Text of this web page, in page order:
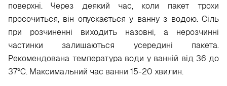
поверхні. Через деякий час, коли пакет трохи
просочиться, він опускається у ванну з водою. Сіль
при розчиненні виходить назовні, а нерозчинні
частинки залишаються усередині пакета.
Рекомендована температура води у ванній від 36 до
37°С. Максимальний час ванни 15-20 хвилин.